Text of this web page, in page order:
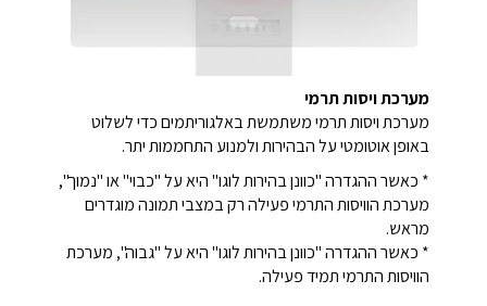
מערכת ויסות תרמי
מערכת ויסות תרמי משתמשת באלגוריתמים כדי לשלוט
באופן אוטומטי על הבהירות ולמנוע התחממות יתר.
* כאשר ההגדרה "כוונן בהירות לוגו" היא על "כבוי" או "נמוך",
מערכת הוויסות התרמי פעילה רק במצבי תמונה מוגדרים
מראש.
* כאשר ההגדרה "כוונן בהירות לוגו" היא על "גבוה", מערכת
הוויסות התרמי תמיד פעילה.